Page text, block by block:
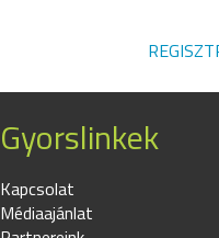
Gyorslinkek
Kapcsolat
Médiaajánlat